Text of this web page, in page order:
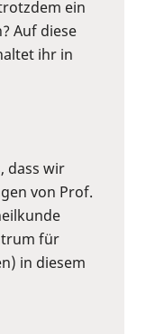
ein
Auf diese
ihr in
dass wir
von Prof.
für
in diesem